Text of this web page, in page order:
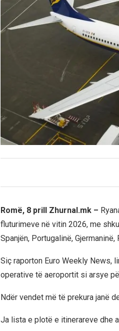
Romë, 8 prill Zhurnal.mk –
fluturimeve në vitin 2026, me
Spanjën, Portugalinë,
Siç raporton Euro Weekly News,
operative të aeroportit si arsye
Ndër vendet më të prekura janë
Ja lista e plotë e itinerareve dhe